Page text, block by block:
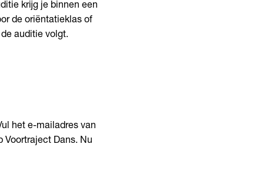
krijg je binnen een
de oriëntatieklas of
auditie volgt.
het e-mailadres van
Voortraject Dans. Nu